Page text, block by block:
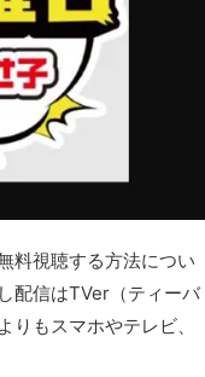
料視聴する方法につい
配信はTVer（ティーバ
もスマホやテレビ、